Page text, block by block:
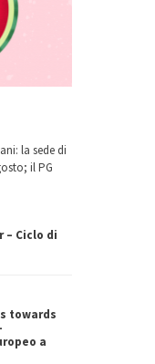
la sede di
il PG
– Ciclo di
towards
a